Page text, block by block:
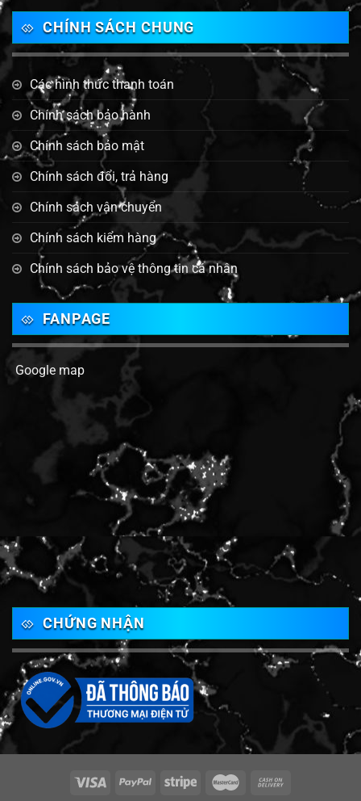
CHÍNH SÁCH CHUNG
Các hình thức thanh toán
Chính sách bảo hành
Chính sách bảo mật
Chính sách đổi, trả hàng
Chính sách vận chuyển
Chính sách kiểm hàng
Chính sách bảo vệ thông tin cá nhân
FANPAGE
Google map
CHỨNG NHẬN